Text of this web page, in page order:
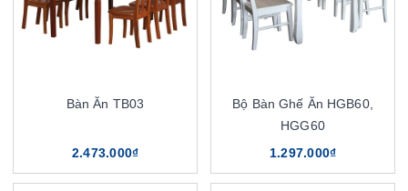
Bàn Ăn TB03
2.473.000₫
Bộ Bàn Ghế Ăn HGB60,
HGG60
1.297.000₫